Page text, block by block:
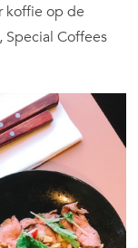
koffie op de
Special Coffees